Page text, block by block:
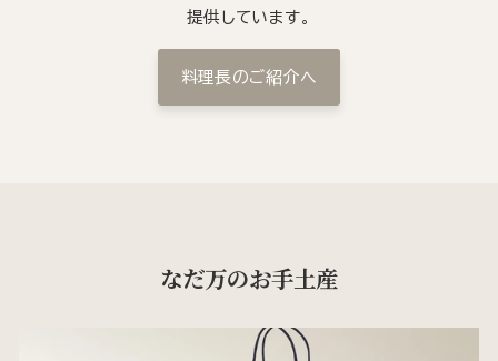
提供しています。
料理長のご紹介へ
なだ万のお手土産